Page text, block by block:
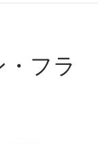
フラ